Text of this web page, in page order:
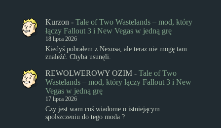
Kurzon - Tale of Two Wastelands – mod, który
łączy Fallout 3 i New Vegas w jedną grę
18 lipca 2026
Kiedyś pobrałem z Nexusa, ale teraz nie mogę tam
znaleźć. Chyba usunęli.
REWOLWEROWY OZIM - Tale of Two
Wastelands – mod, który łączy Fallout 3 i New
Vegas w jedną grę
17 lipca 2026
Czy jest wam coś wiadome o istniejącym
spolszczeniu do tego moda ?